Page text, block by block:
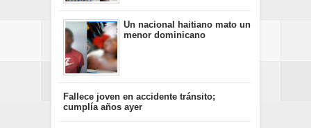
Un nacional haitiano mato un
menor dominicano
Fallece joven en accidente tránsito;
cumplía años ayer